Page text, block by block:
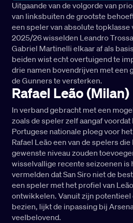
Uitgaande van de volgorde van
van linksbuiten de grootste
een speler van absolute topklasse
2025/26 wisselden Leandro
Gabriel Martinelli elkaar af als
beiden wist echt overtuigend te
drie namen bovendrijven met een
de Gunners te versterken.
Rafael Leão (Milan)
In verband gebracht met een
zoals de speler zelf aangaf
Portugese nationale ploeg voor
Rafael Leão een van de spelers
gewenste niveau zouden
wisselvallige recente seizoenen is
vermelden dat San Siro niet de
een speler met het profiel van
ontwikkelen. Vanuit zijn
bezien, lijkt de inpassing bij
veelbelovend.